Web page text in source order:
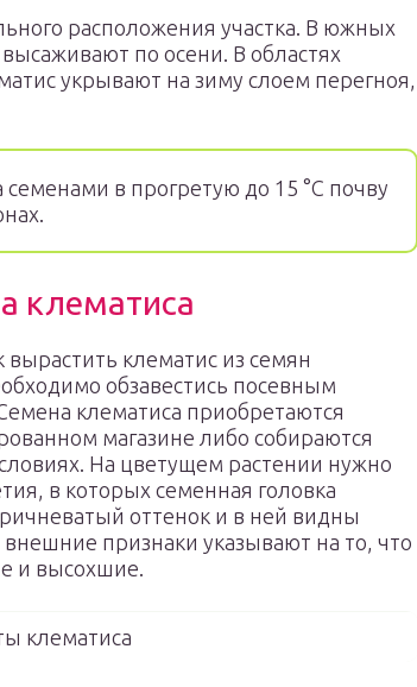
расположения участка. В южных
по осени. В областях
укрывают на зиму слоем перегноя,
семенами в прогретую до 15 °С почву
клематиса
вырастить клематис из семян
обзавестись посевным
клематиса приобретаются
магазине либо собираются
На цветущем растении нужно
в которых семенная головка
оттенок и в ней видны
внешние признаки указывают на то, что
и высохшие.
клематиса